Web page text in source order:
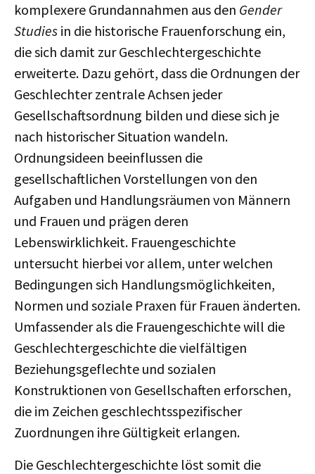
komplexere Grundannahmen aus den Gender
Studies in die historische Frauenforschung ein,
die sich damit zur Geschlechtergeschichte
erweiterte. Dazu gehört, dass die Ordnungen der
Geschlechter zentrale Achsen jeder
Gesellschaftsordnung bilden und diese sich je
nach historischer Situation wandeln.
Ordnungsideen beeinflussen die
gesellschaftlichen Vorstellungen von den
Aufgaben und Handlungsräumen von Männern
und Frauen und prägen deren
Lebenswirklichkeit. Frauengeschichte
untersucht hierbei vor allem, unter welchen
Bedingungen sich Handlungsmöglichkeiten,
Normen und soziale Praxen für Frauen änderten.
Umfassender als die Frauengeschichte will die
Geschlechtergeschichte die vielfältigen
Beziehungsgeflechte und sozialen
Konstruktionen von Gesellschaften erforschen,
die im Zeichen geschlechtsspezifischer
Zuordnungen ihre Gültigkeit erlangen.
Die Geschlechtergeschichte löst somit die